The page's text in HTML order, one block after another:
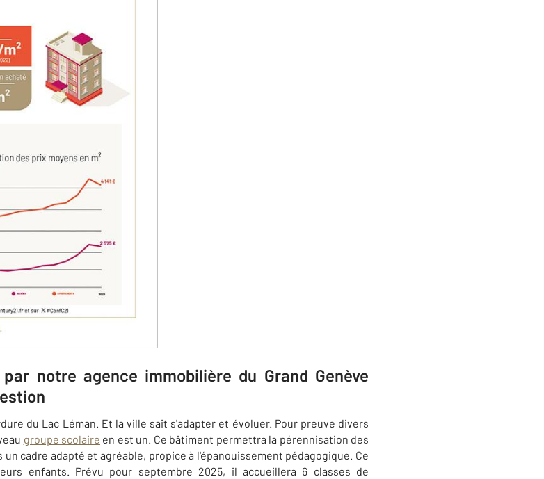
notre agence immobilière du Grand Genève
du Lac Léman. Et la ville sait s'adapter et évoluer. Pour preuve divers
groupe scolaire en est un. Ce bâtiment permettra la pérennisation des
cadre adapté et agréable, propice à l'épanouissement pédagogique. Ce
enfants. Prévu pour septembre 2025, il accueillera 6 classes de